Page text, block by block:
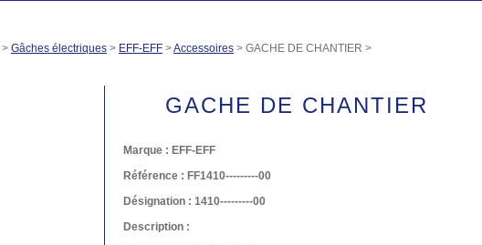
> Gâches électriques > EFF-EFF >Accessoires > GACHE DE CHANTIER >
GACHE DE CHANTIER
Marque : EFF-EFF
Référence : FF1410---------00
Désignation : 1410---------00
Description :